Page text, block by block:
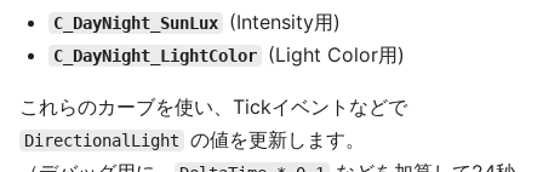
C_DayNight_SunLux (Intensity用)
C_DayNight_LightColor (Light Color用)
これらのカーブを使い、Tickイベントなどで
DirectionalLight
の値を更新します。